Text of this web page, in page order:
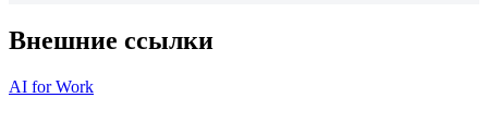
Внешние ссылки
AI for Work